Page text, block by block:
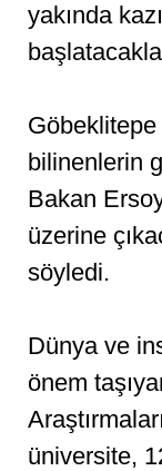
yakında
bilinenlerin
Bakan
üzerine
söyledi.
Dünya ve
önem
üniversite,